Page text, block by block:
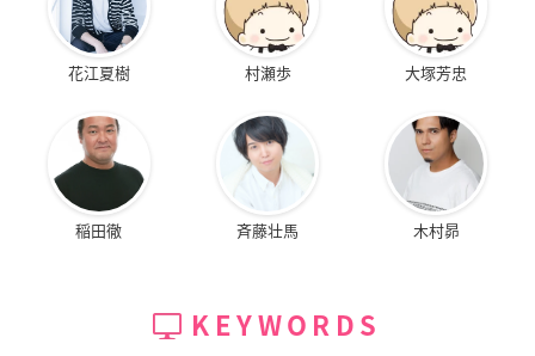
花江夏樹 村瀬歩 大塚芳忠
稲田徹 斉藤壮馬 木村昴
KEYWORDS